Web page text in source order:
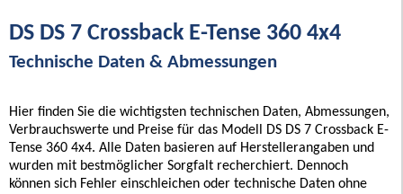
DS DS 7 Crossback E-Tense 360 4x4
Technische Daten & Abmessungen
Hier finden Sie die wichtigsten technischen Daten, Abmessungen,
Verbrauchswerte und Preise für das Modell DS DS 7 Crossback E-
Tense 360 4x4. Alle Daten basieren auf Herstellerangaben und
wurden mit bestmöglicher Sorgfalt recherchiert. Dennoch
können sich Fehler einschleichen oder technische Daten ohne